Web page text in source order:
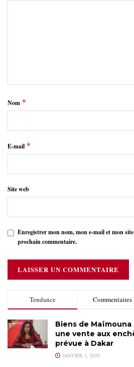
Nom *
E-mail *
Site web
Enregistrer mon nom, mon e-mail et mon
prochain commentaire.
Tendance Commentaires
Biens de Maïmouna
une vente aux
prévue à Dakar
JANVIER 1, 2025